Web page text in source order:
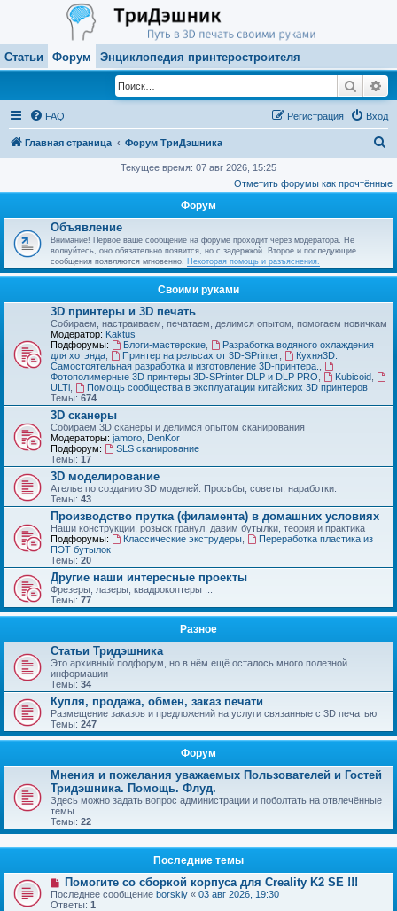
Статьи Форум Энциклопедия принтеростроителя
Поиск
FAQ Вход
Регистрация
Главная страница Форум ТриДэшника
и
Текущее время: 07 авг 2026, 15:25
Отметить форумы как прочтённые
Форум
Объявление
Внимание! Первое ваше сообщение на форуме проходит через модератора. Не
волнуйтесь, оно обязательно появится, но с задержкой. Второе и последующие
сообщения появляются мгновенно. Некоторая помощь и разъяснения.
Своими руками
3D принтеры и 3D печать
Собираем, настраиваем, печатаем, делимся опытом, помогаем новичкам
Модератор: Kaktus
Подфорумы:
Блоги-мастерские,
Разработка водяного охлаждения
для хотэнда
Принтер на рельсах от 3D-SPrinter,
Кухня3D.
Самостоятельная разработка и изготовление 3D-принтера.
Фотополимерные 3D принтеры 3D-SPrinter DLP и DLP PRO
Kubicoid,
ULTi
Помощь сообщества в эксплуатации китайских 3D принтеров
Темы: 674
3D сканеры
Собираем 3D сканеры и делимся опытом сканирования
Модераторы: jamoro DenKor
Подфорум:
SLS сканирование
Темы: 17
3D моделирование
Ателье по созданию 3D моделей. Просьбы, советы, наработки.
Темы: 43
Производство прутка (филамента) в домашних условиях
Наши конструкции, розыск гранул, давим бутылки, теория и практика
Подфорумы:
Классические экструдеры,
Переработка пластика из
ПЭТ бутылок
Темы: 20
Другие наши интересные проекты
Фрезеры, лазеры, квадрокоптеры ...
Темы: 77
Разное
Статьи Тридэшника
Это архивный подфорум, но в нём ещё осталось много полезной
информации
Темы: 34
Купля, продажа, обмен, заказ печати
Размещение заказов и предложений на услуги связанные с 3D печатью
Темы: 247
Форум
Мнения и пожелания уважаемых Пользователей и Гостей
Тридэшника. Помощь. Флуд.
Здесь можно задать вопрос администрации и поболтать на отвлечённые
темы
Темы: 22
Последние темы
Помогите со сборкой корпуса для Creality K2 SE !!!
Последнее сообщение borskiy « 03 авг 2026, 19:30
Ответы: 1